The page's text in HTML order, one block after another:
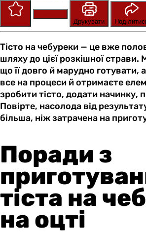
Друкувати
Тісто на чебуреки — це вже
шляху до цієї розкішної
що її довго й марудно готувати,
все на процеси й отримаєте
зробити тісто, додати начинку,
Повірте, насолода від
більша, ніж затрачена на
Поради з
тіста на
на оцті